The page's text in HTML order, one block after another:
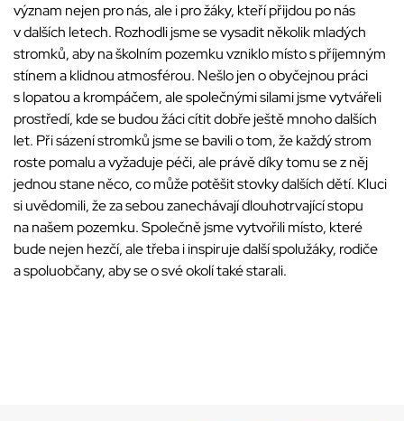
význam nejen pro nás, ale i pro žáky, kteří přijdou po nás
v dalších letech. Rozhodli jsme se vysadit několik mladých
stromků, aby na školním pozemku vzniklo místo s příjemným
stínem a klidnou atmosférou. Nešlo jen o obyčejnou práci
s lopatou a krompáčem, ale společnými silami jsme vytvářeli
prostředí, kde se budou žáci cítit dobře ještě mnoho dalších
let. Při sázení stromků jsme se bavili o tom, že každý strom
roste pomalu a vyžaduje péči, ale právě díky tomu se z něj
jednou stane něco, co může potěšit stovky dalších dětí. Kluci
si uvědomili, že za sebou zanechávají dlouhotrvající stopu
na našem pozemku. Společně jsme vytvořili místo, které
bude nejen hezčí, ale třeba i inspiruje další spolužáky, rodiče
a spoluobčany, aby se o své okolí také starali.